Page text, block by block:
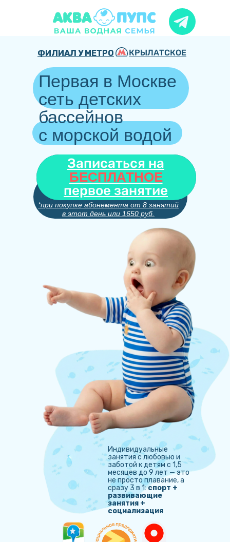
КРЫЛАТСКОЕ
ФИЛИАЛ У МЕТРО
Первая в Москве
сеть детских
бассейнов
с морской водой
Записаться на
БЕСПЛАТНОЕ
первое занятие
*при покупке абонемента от 8 занятий
в этот день или 1650 руб.
Индивидуальные
занятия с любовью и
заботой к детям с 1,5
месяцев до 9 лет — это
не просто плавание, а
сразу 3 в 1:спорт +
развивающие
занятия +
социализация